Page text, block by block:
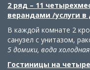
2 ряд – 11
верандами /услуги
В каждой комнате 2
санузел с унитазом,
5 домики, вода
Гостиницы на